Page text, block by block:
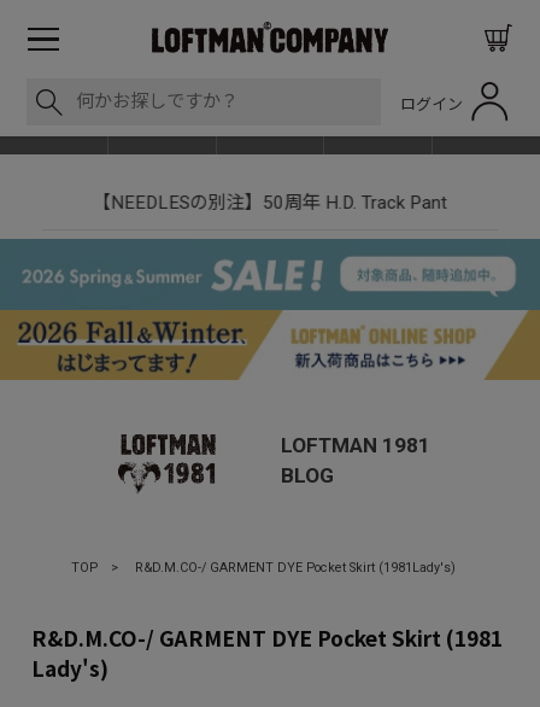
ログイン
【NEEDLESの別注】50周年 H.D. Track Pant
LOFTMAN 1981
BLOG
TOP > R&D.M.CO-/ GARMENT DYE Pocket Skirt (1981Lady's)
R&D.M.CO-/ GARMENT DYE Pocket Skirt (1981
Lady's)